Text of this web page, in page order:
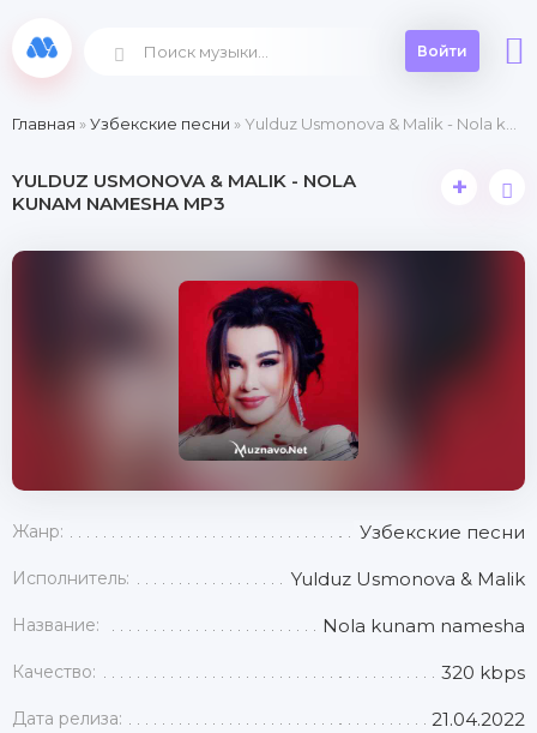
Войти
Главная »Узбекские песни » Yulduz Usmonova & Malik - Nola kunam namesha
YULDUZ USMONOVA & MALIK - NOLA
KUNAM NAMESHA MP3
+
Жанр: Узбекские песни
Исполнитель: Yulduz Usmonova & Malik
Название: Nola kunam namesha
Качество: 320 kbps
Дата релиза: 21.04.2022